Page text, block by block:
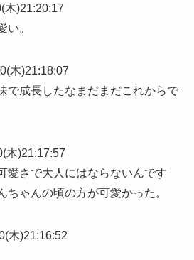
木)21:20:17
い。
木)21:18:07
で成長したなまだまだこれからで
木)21:17:57
愛さで大人にはならないんです
ちゃんの頃の方が可愛かった。
木)21:16:52